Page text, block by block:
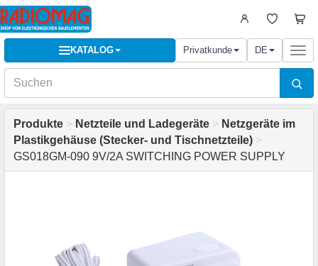
KATALOG Privatkunde DE
Produkte > Netzteile und Ladegeräte > Netzgeräte im
Plastikgehäuse (Stecker- und Tischnetzteile) >
GS018GM-090 9V/2A SWITCHING POWER SUPPLY